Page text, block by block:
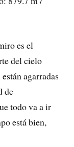
es el
del cielo
agarradas
de
todo va a ir
está bien,